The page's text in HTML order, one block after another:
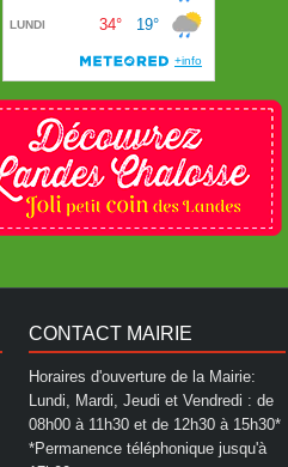
CONTACT MAIRIE
Horaires d'ouverture de la Mairie:
Lundi, Mardi, Jeudi et Vendredi : de
08h00 à 11h30 et de 12h30 à 15h30*
*Permanence téléphonique jusqu'à